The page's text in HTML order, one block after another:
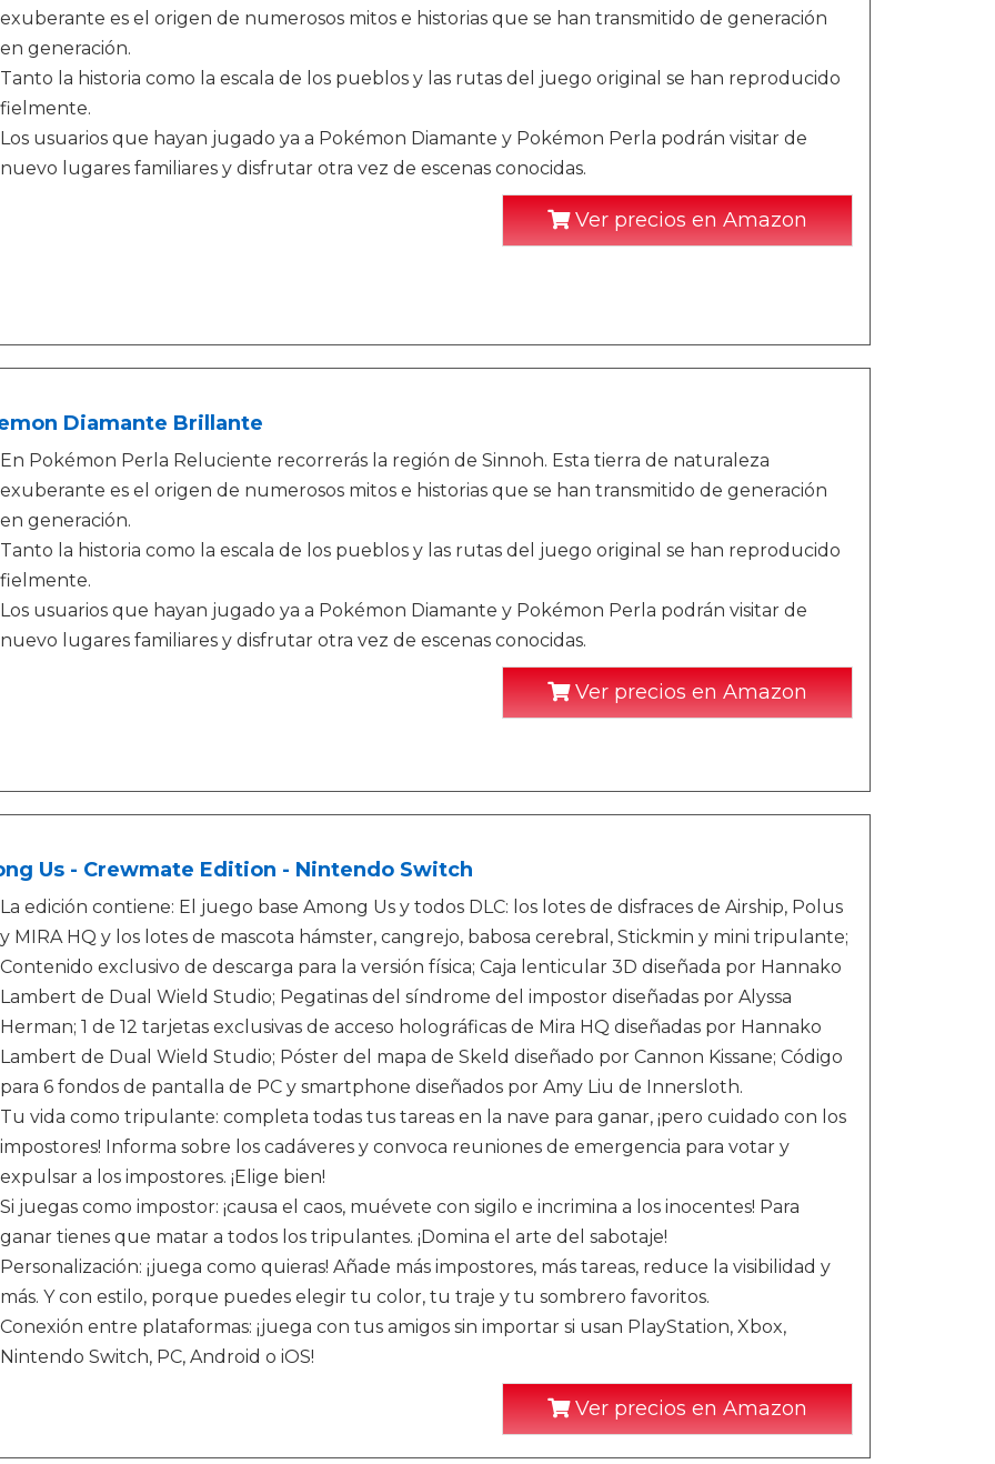
exuberante es el origen de numerosos mitos e historias que se han transmitido de generación
en generación.
Tanto la historia como la escala de los pueblos y las rutas del juego original se han reproducido
fielmente.
Los usuarios que hayan jugado ya a Pokémon Diamante y Pokémon Perla podrán visitar de
nuevo lugares familiares y disfrutar otra vez de escenas conocidas.
Ver precios en Amazon
Diamante Brillante
En Pokémon Perla Reluciente recorrerás la región de Sinnoh. Esta tierra de naturaleza
exuberante es el origen de numerosos mitos e historias que se han transmitido de generación
en generación.
Tanto la historia como la escala de los pueblos y las rutas del juego original se han reproducido
fielmente.
Los usuarios que hayan jugado ya a Pokémon Diamante y Pokémon Perla podrán visitar de
nuevo lugares familiares y disfrutar otra vez de escenas conocidas.
Ver precios en Amazon
Us - Crewmate Edition - Nintendo Switch
La edición contiene: El juego base Among Us y todos DLC: los lotes de disfraces de Airship, Polus
y MIRA HQ y los lotes de mascota hámster, cangrejo, babosa cerebral, Stickmin y mini tripulante;
Contenido exclusivo de descarga para la versión física; Caja lenticular 3D diseñada por Hannako
Lambert de Dual Wield Studio; Pegatinas del síndrome del impostor diseñadas por Alyssa
Herman; 1 de 12 tarjetas exclusivas de acceso holográficas de Mira HQ diseñadas por Hannako
Lambert de Dual Wield Studio; Póster del mapa de Skeld diseñado por Cannon Kissane; Código
para 6 fondos de pantalla de PC y smartphone diseñados por Amy Liu de Innersloth.
Tu vida como tripulante: completa todas tus tareas en la nave para ganar, ¡pero cuidado con los
impostores! Informa sobre los cadáveres y convoca reuniones de emergencia para votar y
expulsar a los impostores. ¡Elige bien!
Si juegas como impostor: ¡causa el caos, muévete con sigilo e incrimina a los inocentes! Para
ganar tienes que matar a todos los tripulantes. ¡Domina el arte del sabotaje!
Personalización: ¡juega como quieras! Añade más impostores, más tareas, reduce la visibilidad y
más. Y con estilo, porque puedes elegir tu color, tu traje y tu sombrero favoritos.
Conexión entre plataformas: ¡juega con tus amigos sin importar si usan PlayStation, Xbox,
Nintendo Switch, PC, Android o iOS!
Ver precios en Amazon